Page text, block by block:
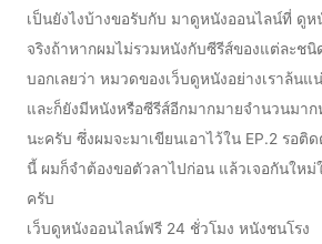
เป็นยังไงบ้างขอรับกับ มาดูหนังออนไลน์ที่ ดูห
จริงถ้าหากผมไม่รวมหนังกับซีรีส์ของแต่ละช
บอกเลยว่า หมวดของเว็บดูหนังอย่างเราล้นแ
และก็ยังมีหนังหรือซีรีส์อีกมากมายจำนวนมา
นะครับ ซึ่งผมจะมาเขียนเอาไว้ใน EP.2 รอติ
นี้ ผมก็จำต้องขอตัวลาไปก่อน แล้วเจอกันใหม่
ครับ
เว็บดูหนังออนไลน์ฟรี 24 ชั่วโมง หนังชนโรง